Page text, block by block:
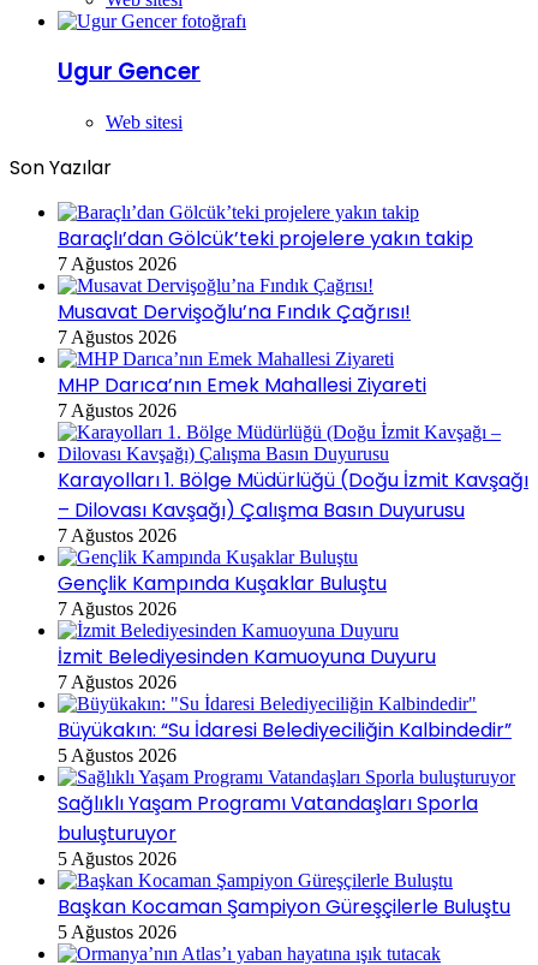
Ugur Gencer
Web sitesi
Son Yazılar
Baraçlı’dan Gölcük’teki projelere yakın takip
7 Ağustos 2026
Musavat Dervişoğlu’na Fındık Çağrısı!
7 Ağustos 2026
MHP Darıca’nın Emek Mahallesi Ziyareti
7 Ağustos 2026
Karayolları 1. Bölge Müdürlüğü (Doğu İzmit Kavşağı
– Dilovası Kavşağı) Çalışma Basın Duyurusu
7 Ağustos 2026
Gençlik Kampında Kuşaklar Buluştu
7 Ağustos 2026
İzmit Belediyesinden Kamuoyuna Duyuru
7 Ağustos 2026
Büyükakın: “Su İdaresi Belediyeciliğin Kalbindedir”
5 Ağustos 2026
Sağlıklı Yaşam Programı Vatandaşları Sporla
buluşturuyor
5 Ağustos 2026
Başkan Kocaman Şampiyon Güreşçilerle Buluştu
5 Ağustos 2026